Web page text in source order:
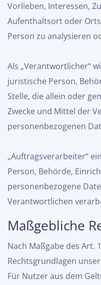
Vorlieben, Interessen,
Aufenthaltsort oder
Person zu analysieren
Als „Verantwortlicher“
juristische Person,
Stelle, die allein oder
Zwecke und Mittel der
personenbezogenen
„Auftragsverarbeiter“
Person, Behörde,
personenbezogene
Verantwortlichen
Maßgebliche
Nach Maßgabe des Art.
Rechtsgrundlagen
Für Nutzer aus dem